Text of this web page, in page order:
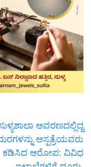
ಆವರಣದಲ್ಲಿದ್ದ
ಆಸ್ಪತ್ರೆಯವರು
ಕಡಿಸಿದ ಆರೋಪ: ವಿವಿಧ